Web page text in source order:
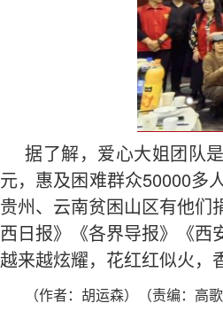
据了解，爱心大姐团队
元，惠及困难群众50000多
贵州、云南贫困山区有他们
西日报》《各界导报》《西
越来越炫耀，花红红似火，
（作者：胡运森）（责编：高歌